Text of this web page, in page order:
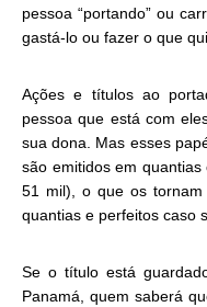
pessoa “portando” ou
gastá-lo ou fazer o que
Ações e títulos ao
pessoa que está com
sua dona. Mas esses
são emitidos em
51 mil), o que os
quantias e perfeitos caso
Se o título está
Panamá, quem saberá